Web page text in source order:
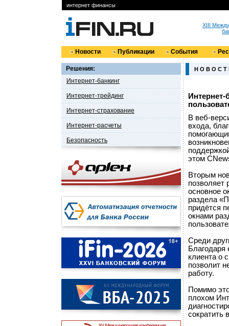
интернет финансы
XIII
Новости Публикации События
Решения:
Интернет-банкинг
Интернет-трейдинг
Интернет-страхование
Интернет-расчеты
Безопасность
Н О В О С Т
В веб-
входа,
этом
Вторым
позволяет
основное
раздела
придётся
окнами
Среди
Благодаря
клиента о
позволит
работу.
Помимо
плохом
сократить